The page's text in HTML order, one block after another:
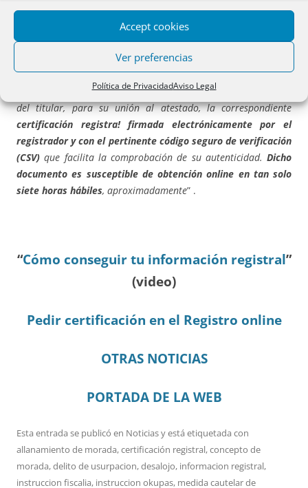
Accept cookies
Ver preferencias
Política de PrivacidadAviso Legal
privada de sus legítimos poseedores.
“Sin perjuicio de poder recurrir a cualquier otro medio
para la acreditaciónde la titularidad del inmueble
o de cualquier otro derecho real sobre el mismoque justifique
la solicitud de recuperación del bien,resultará útil interesar
del titular,para su unión al atestado,la correspondiente
certificación registra! firmada electrónicamente por el
registrador y con el pertinente código seguro de verificación
(CSV) que facilita la comprobaciónde su autenticidad. Dicho
documento es susceptible de obtención online en tan solo
siete horas hábiles, aproximadamente” .
“Cómo conseguir tu información registral”
(video)
Pedir certificación en el Registro online
OTRAS NOTICIAS
PORTADA DE LA WEB
Esta entrada se publicó en Noticiasy está etiquetada con
allanamiento de morada,certificación registral,concepto de
morada,delito de usurpacion,desalojo, informacion registral,
instruccion fiscalia, instruccion okupas, medida cautelar de